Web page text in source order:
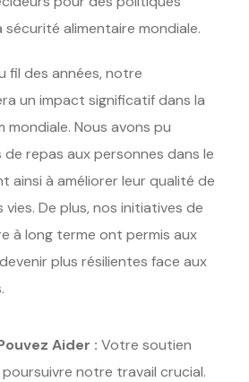
sécurité alimentaire mondiale.
fil des années, notre
un impact significatif dans la
Nous avons pu
de repas aux personnes dans le
ainsi à améliorer leur qualité de
De plus, nos initiatives de
à long terme ont permis aux
plus résilientes face aux
Aider : Votre soutien
notre travail crucial.